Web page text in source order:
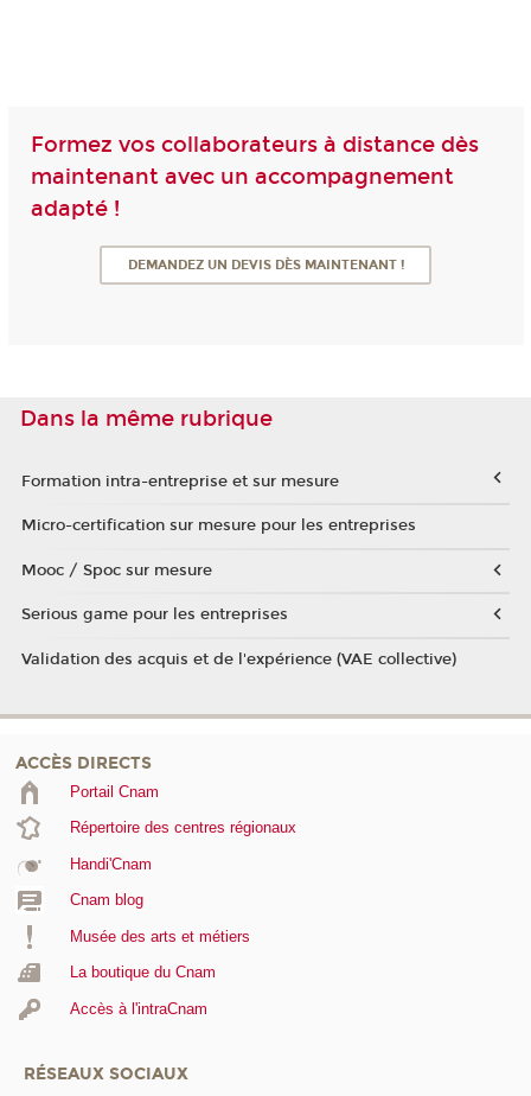
Formez vos collaborateurs à distance dès
maintenant avec un accompagnement
adapté !
DEMANDEZ UN DEVIS DÈS MAINTENANT !
Dans la même rubrique
Formation intra-entreprise et sur mesure
Micro-certification sur mesure pour les entreprises
Mooc / Spoc sur mesure
Serious game pour les entreprises
Validation des acquis et de l'expérience (VAE collective)
ACCÈS DIRECTS
Portail Cnam
Répertoire des centres régionaux
Handi'Cnam
Cnam blog
Musée des arts et métiers
La boutique du Cnam
Accès à l'intraCnam
RÉSEAUX SOCIAUX